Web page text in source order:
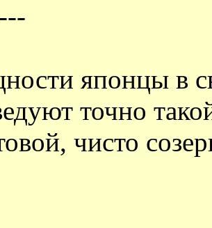
японцы в
точно
чисто